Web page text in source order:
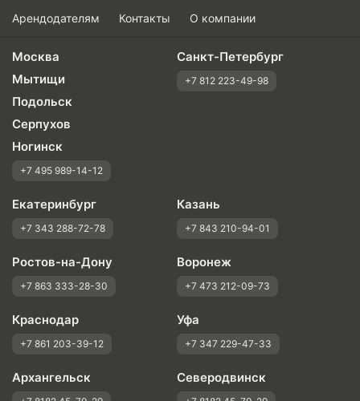
Арендодателям Контакты О компании
Москва
Мытищи
Подольск
Серпухов
Ногинск
+7 495 989-14-12
Санкт-Петербург
+7 812 223-49-98
Екатеринбург
+7 343 288-72-78
Казань
+7 843 210-94-01
Ростов-на-Дону
+7 863 333-28-30
Воронеж
+7 473 212-09-73
Краснодар
+7 861 203-39-12
Уфа
+7 347 229-47-33
Архангельск Северодвинск